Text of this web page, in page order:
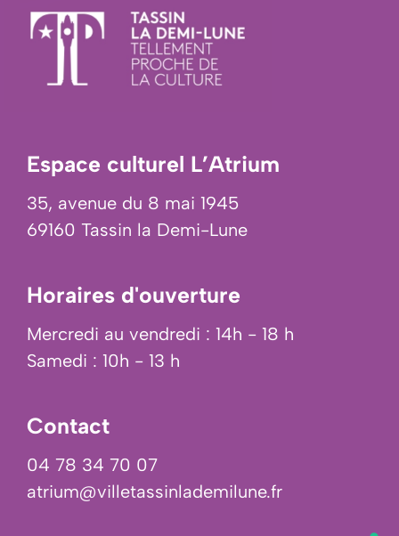
Espace culturel L’Atrium
35, avenue du 8 mai 1945
69160 Tassin la Demi-Lune
Horaires d'ouverture
Mercredi au vendredi : 14h - 18 h
Samedi : 10h - 13 h
Contact
04 78 34 70 07
atrium@villetassinlademilune.fr